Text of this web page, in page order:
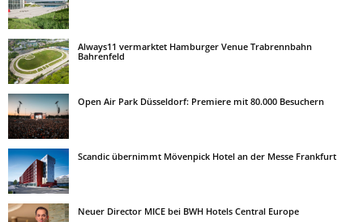
Always11 vermarktet Hamburger Venue Trabrennbahn
Bahrenfeld
Open Air Park Düsseldorf: Premiere mit 80.000 Besuchern
Scandic übernimmt Mövenpick Hotel an der Messe Frankfurt
Neuer Director MICE bei BWH Hotels Central Europe